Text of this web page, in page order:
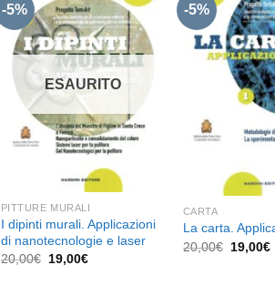
-5%
Aggiungi
alla lista
desideri
ESAURITO
PITTURE MURALI
I dipinti murali. Applicazioni
di nanotecnologie e laser
20,00€ Il
19,00€Il
-5%
CARTA
La carta.
20,00€ Il
prezzo
19,00€Il